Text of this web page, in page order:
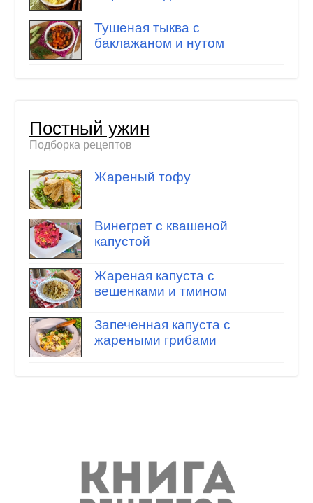
Тушеная тыква с
баклажаном и нутом
Постный ужин
Подборка рецептов
Жареный тофу
Винегрет с квашеной
капустой
Жареная капуста с
вешенками и тмином
Запеченная капуста с
жареными грибами